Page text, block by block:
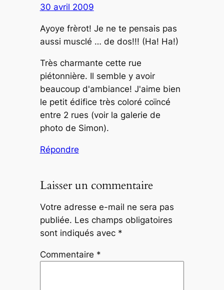
30 avril 2009
Ayoye frèrot! Je ne te pensais pas
aussi musclé … de dos!!! (Ha! Ha!)
Très charmante cette rue
piétonnière. Il semble y avoir
beaucoup d'ambiance! J'aime bien
le petit édifice très coloré coïncé
entre 2 rues (voir la galerie de
photo de Simon).
Répondre
Laisser un commentaire
Votre adresse e-mail ne sera pas
publiée. Les champs obligatoires
sont indiqués avec *
Commentaire *